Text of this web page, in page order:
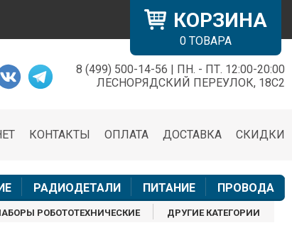
КОРЗИНА
0 ТОВАРА
8 (499) 500-14-56 | ПН. - ПТ. 12:00-20:00
ЛЕСНОРЯДСКИЙ ПЕРЕУЛОК, 18С2
СКИДКИ
ДОСТАВКА
ОПЛАТА
КОНТАКТЫ
РАДИОДЕТАЛИ ПИТАНИЕ ПРОВОДА
РОБОТОТЕХНИЧЕСКИЕ ДРУГИЕ КАТЕГОРИИ